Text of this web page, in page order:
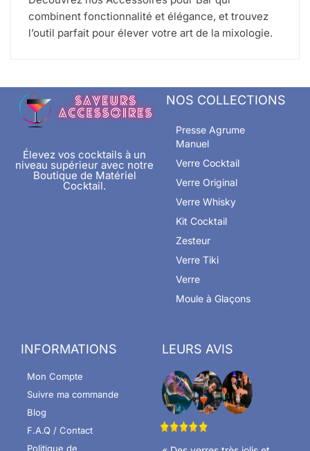
combinent fonctionnalité et élégance, et trouvez
l’outil parfait pour élever votre art de la mixologie.
Élevez vos cocktails à un
niveau supérieur avec notre
Boutique de Matériel
Cocktail.
NOS COLLECTIONS
Presse Agrume
Manuel
Verre Cocktail
Verre Original
Verre Whisky
Kit Cocktail
Zesteur
Verre Tiki
Verre
Moule à Glaçons
INFORMATIONS
Mon Compte
Suivre ma commande
Blog
F.A.Q / Contact
Politique de
LEURS AVIS